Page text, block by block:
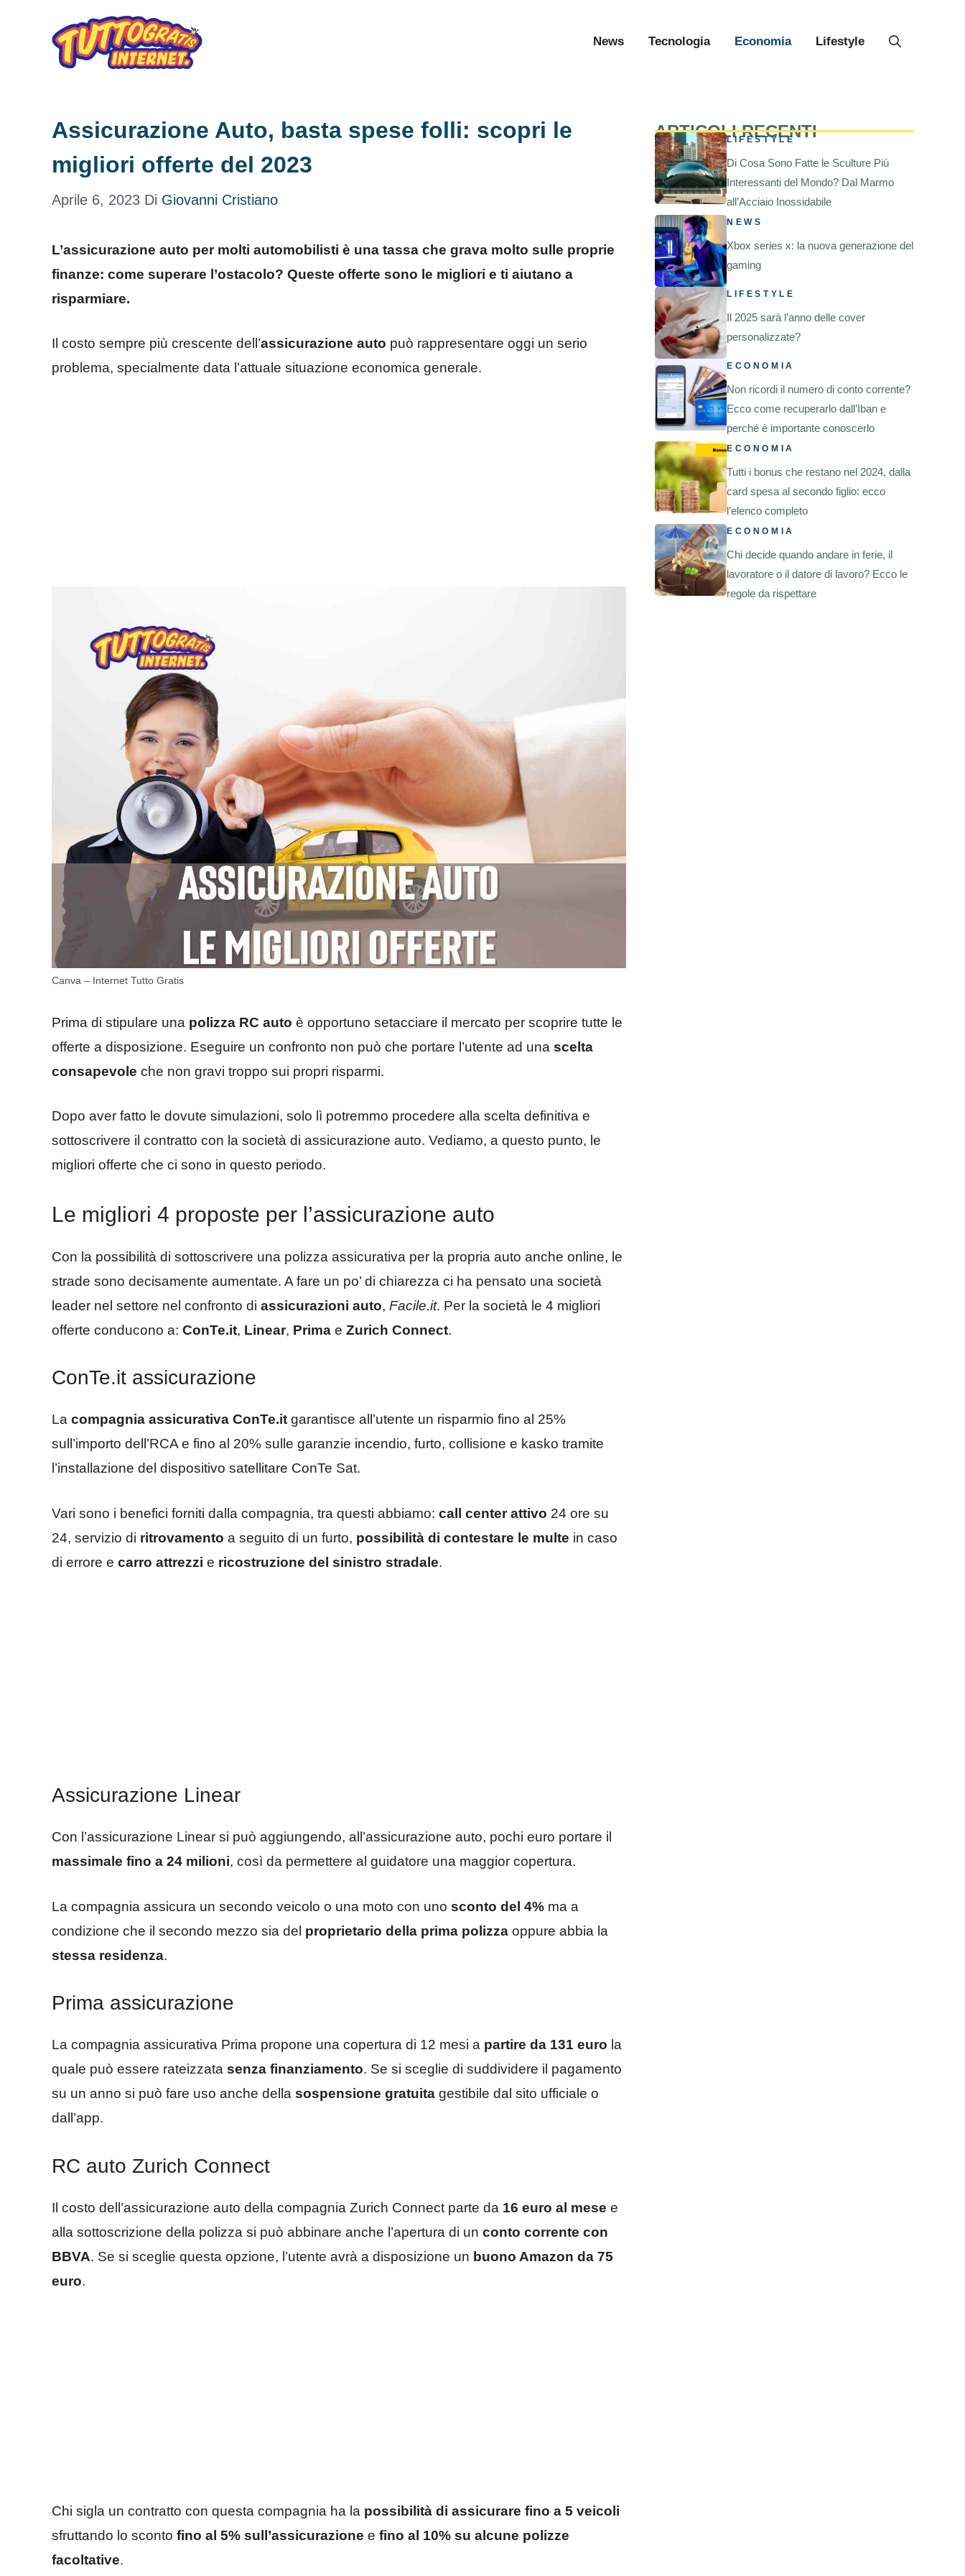
contenuto
News Tecnologia Economia Lifestyle
Assicurazione Auto, basta spese folli: scopri le
migliori offerte del 2023
Aprile 6, 2023 Di Giovanni Cristiano
L’assicurazione auto per molti automobilisti è una tassa che grava molto sulle proprie
finanze: come superare l’ostacolo? Queste offerte sono le migliori e ti aiutano a
risparmiare.
Il costo sempre più crescente dell’assicurazione auto può rappresentare oggi un serio
problema, specialmente data l’attuale situazione economica generale.
Canva – Internet Tutto Gratis
Prima di stipulare una polizza RC auto è opportuno setacciare il mercato per scoprire tutte le
offerte a disposizione. Eseguire un confronto non può che portare l’utente ad una scelta
consapevole che non gravi troppo sui propri risparmi.
Dopo aver fatto le dovute simulazioni, solo lì potremmo procedere alla scelta definitiva e
sottoscrivere il contratto con la società di assicurazione auto. Vediamo, a questo punto, le
migliori offerte che ci sono in questo periodo.
Le migliori 4 proposte per l’assicurazione auto
Con la possibilità di sottoscrivere una polizza assicurativa per la propria auto anche online, le
strade sono decisamente aumentate. A fare un po’ di chiarezza ci ha pensato una società
leader nel settore nel confronto di assicurazioni auto, Facile.it. Per la società le 4 migliori
offerte conducono a: ConTe.it, Linear, Prima e Zurich Connect.
ConTe.it assicurazione
La compagnia assicurativa ConTe.it garantisce all’utente un risparmio fino al 25%
sull’importo dell’RCA e fino al 20% sulle garanzie incendio, furto, collisione e kasko tramite
l’installazione del dispositivo satellitare ConTe Sat.
Vari sono i benefici forniti dalla compagnia, tra questi abbiamo: call center attivo 24 ore su
24, servizio di ritrovamento a seguito di un furto, possibilità di contestare le multe in caso
di errore e carro attrezzi e ricostruzione del sinistro stradale.
Assicurazione Linear
Con l’assicurazione Linear si può aggiungendo, all’assicurazione auto, pochi euro portare il
massimale fino a 24 milioni, così da permettere al guidatore una maggior copertura.
La compagnia assicura un secondo veicolo o una moto con uno sconto del 4% ma a
condizione che il secondo mezzo sia del proprietario della prima polizza oppure abbia la
stessa residenza.
Prima assicurazione
La compagnia assicurativa Prima propone una copertura di 12 mesi a partire da 131 euro la
quale può essere rateizzata senza finanziamento. Se si sceglie di suddividere il pagamento
su un anno si può fare uso anche della sospensione gratuita gestibile dal sito ufficiale o
dall’app.
RC auto Zurich Connect
Il costo dell’assicurazione auto della compagnia Zurich Connect parte da 16 euro al mese e
alla sottoscrizione della polizza si può abbinare anche l’apertura di un conto corrente con
BBVA. Se si sceglie questa opzione, l’utente avrà a disposizione un buono Amazon da 75
euro.
Chi sigla un contratto con questa compagnia ha la possibilità di assicurare fino a 5 veicoli
sfruttando lo sconto fino al 5% sull’assicurazione e fino al 10% su alcune polizze
facoltative.
ARTICOLI RECENTI
LIFESTYLE
Di Cosa Sono Fatte le Sculture Più
Interessanti del Mondo? Dal Marmo
all’Acciaio Inossidabile
NEWS
Xbox series x: la nuova generazione del
gaming
LIFESTYLE
Il 2025 sarà l’anno delle cover
personalizzate?
ECONOMIA
Non ricordi il numero di conto corrente?
Ecco come recuperarlo dall’Iban e
perché è importante conoscerlo
ECONOMIA
Tutti i bonus che restano nel 2024, dalla
card spesa al secondo figlio: ecco
l’elenco completo
ECONOMIA
Chi decide quando andare in ferie, il
lavoratore o il datore di lavoro? Ecco le
regole da rispettare